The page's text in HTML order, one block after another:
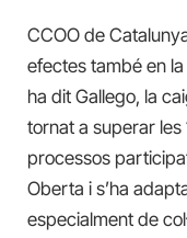
CCOO de
efectes també en
ha dit Gallego, la
tornat a superar les
processos
Oberta i s’ha
especialment de